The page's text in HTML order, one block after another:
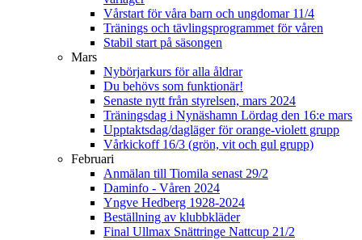
Vårstart för våra barn och ungdomar 11/4
Tränings och tävlingsprogrammet för våren
Stabil start på säsongen
Mars
Nybörjarkurs för alla åldrar
Du behövs som funktionär!
Senaste nytt från styrelsen, mars 2024
Träningsdag i Nynäshamn Lördag den 16:e mars
Upptaktsdag/dagläger för orange-violett grupp
Vårkickoff 16/3 (grön, vit och gul grupp)
Februari
Anmälan till Tiomila senast 29/2
Daminfo - Våren 2024
Yngve Hedberg 1928-2024
Beställning av klubbkläder
Final Ullmax Snättringe Nattcup 21/2